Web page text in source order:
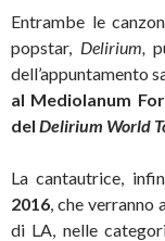
Entrambe le
popstar, Delirium,
dell’appuntamento
al Mediolanum
del Delirium World
La cantautrice,
2016 , che
di LA, nelle